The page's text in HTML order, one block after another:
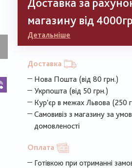
магазину від
Детальніше
Доставка
Нова Пошта (від 80 грн.)
Укрпошта (від 50 грн.)
Кур'єр в межах Львова (250
Самовивіз з магазину за
домовленості
Оплата
Готівкою при отриманні